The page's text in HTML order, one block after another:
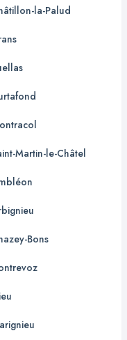
la-Palud
Martin-le-Châtel
Bons